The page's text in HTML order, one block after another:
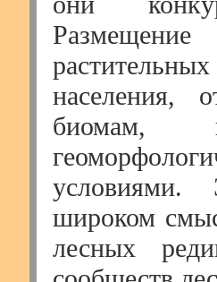
населения,
биомам,
широком
лесных